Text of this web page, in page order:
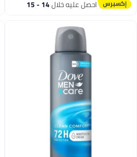
احصل عليه خلال 14 - 15